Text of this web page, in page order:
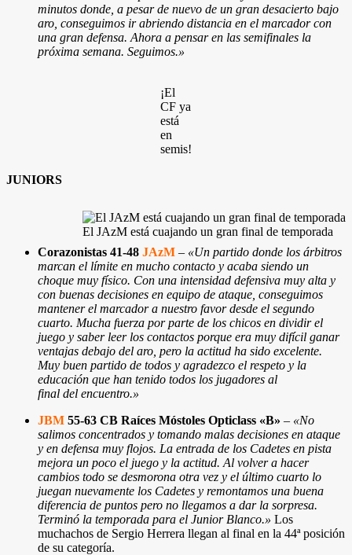
minutos donde, a pesar de nuevo de un gran desacierto bajo
aro, conseguimos ir abriendo distancia en el marcador con
una gran defensa. Ahora a pensar en las semifinales la
próxima semana. Seguimos.»
¡El
CF ya
está
en
semis!
JUNIORS
El JAzM está cuajando un gran final de temporada
Corazonistas 41-48 JAzM – «Un partido donde los árbitros
marcan el límite en mucho contacto y acaba siendo un
choque muy físico. Con una intensidad defensiva muy alta y
con buenas decisiones en equipo de ataque, conseguimos
mantener el marcador a nuestro favor desde el segundo
cuarto. Mucha fuerza por parte de los chicos en dividir el
juego y saber leer los contactos porque era muy difícil ganar
ventajas debajo del aro, pero la actitud ha sido excelente.
Muy buen partido de todos y agradezco el respeto y la
educación que han tenido todos los jugadores al
final del encuentro.»
JBM 55-63 CB Raíces Móstoles Opticlass «B» – «No
salimos concentrados y tomando malas decisiones en ataque
y en defensa muy flojos. La entrada de los Cadetes en pista
mejora un poco el juego y la actitud. Al volver a hacer
cambios todo se desmorona otra vez y el último cuarto lo
juegan nuevamente los Cadetes y remontamos una buena
diferencia de puntos pero no llegamos a dar la sorpresa.
Terminó la temporada para el Junior Blanco.» Los
muchachos de Sergio Herrera llegan al final en la 44ª posición
de su categoría.